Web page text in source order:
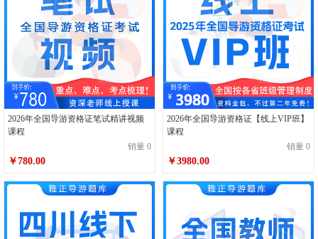
2026年全国导游资格证笔试精讲视频
课程
销量 0
￥780.00
2026年全国导游资格证【线上VIP班】
课程
销量 0
￥3980.00